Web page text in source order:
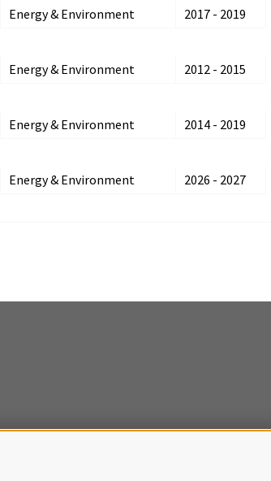
Energy & Environment
2017 - 2019
Energy & Environment
2012 - 2015
Energy & Environment
2014 - 2019
Energy & Environment
2026 - 2027